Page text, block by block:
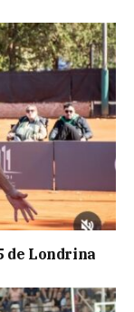
de Londrina